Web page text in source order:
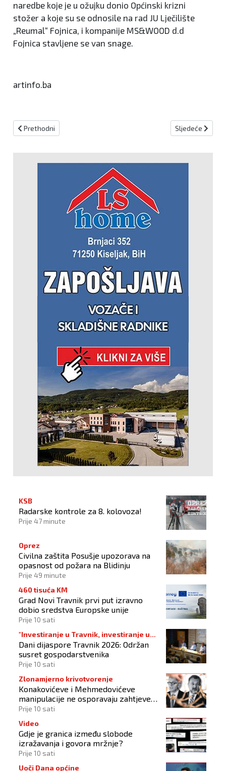
naredbe koje je u ožujku donio Općinski krizni
stožer a koje su se odnosile na rad JU Lječilište
„Reumal“ Fojnica, i kompanije MS&WOOD d.d
Fojnica stavljene se van snage.
artinfo.ba
Prethodni članak: U Federaciji Bosne i Hercegovine ukinuto
Prethodni Sljedeći
Sljedeće
KSB
Radarske kontrole za 8. kolovoza!
Prije 47 minute
Oprez
Civilna zaštita Posušje upozorava na
opasnost od požara na Blidinju
Prije 49 minute
460 tisuća KM
Grad Novi Travnik prvi put izravno
dobio sredstva Europske unije
Prije 10 sati
"Investiranje u Travnik, investiranje u
budućnost"
Dani dijaspore Travnik 2026: Održan
susret gospodarstvenika
Prije 10 sati
Zlonamjerno krivotvorenje
Konakovićeve i Mehmedovićeve
manipulacije ne osporavaju zahtjeve
Hrvata
Prije 10 sati
Video
Gdje je granica između slobode
izražavanja i govora mržnje?
Prije 10 sati
Uoči Dana općine